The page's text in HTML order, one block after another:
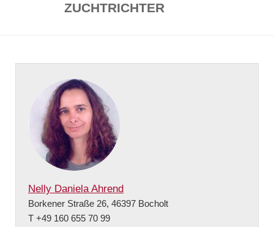
ZUCHTRICHTER
Nelly Daniela Ahrend
Borkener Straße 26, 46397 Bocholt
T +49 160 655 70 99